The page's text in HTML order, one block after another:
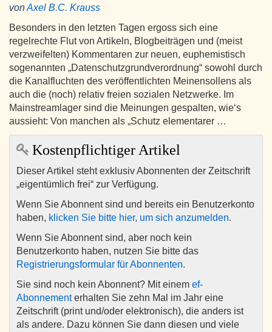
vonAxel B.C. Krauss
Besonders in den letzten Tagen ergoss sich eine
regelrechte Flut von Artikeln, Blogbeiträgen und (meist
verzweifelten) Kommentaren zur neuen, euphemistisch
sogenannten „Datenschutzgrundverordnung“ sowohl durch
die Kanalfluchten des veröffentlichten Meinensollens als
auch die (noch) relativ freien sozialen Netzwerke. Im
Mainstreamlager sind die Meinungen gespalten, wie‘s
aussieht: Von manchen als „Schutz elementarer …
Kostenpflichtiger Artikel
Dieser Artikel steht exklusiv Abonnenten der Zeitschrift
„eigentümlich frei“ zur Verfügung.
Wenn Sie Abonnent sind und bereits ein Benutzerkonto
haben, klicken Sie bitte hier, um sich anzumelden.
Wenn Sie Abonnent sind, aber noch kein
Benutzerkonto haben, nutzen Sie bitte das
Registrierungsformular für Abonnenten.
Sie sind noch kein Abonnent? Mit einem ef-
Abonnementerhalten Sie zehn Mal im Jahr eine
Zeitschrift (print und/oder elektronisch), die anders ist
als andere. Dazu können Sie dann diesen und viele